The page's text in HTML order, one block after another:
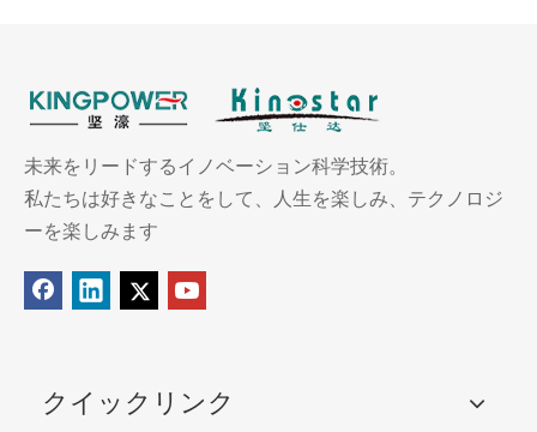
未来をリードするイノベーション科学技術。
私たちは好きなことをして、人生を楽しみ、テクノロジ
ーを楽しみます
クイックリンク